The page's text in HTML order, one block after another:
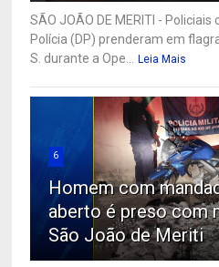
SÃO JOÃO DE MERITI - Policiais
Polícia (DP) prenderam em
S. durante a Ope... Leia Mais
6
Homem com
aberto é preso com
São João de Meriti